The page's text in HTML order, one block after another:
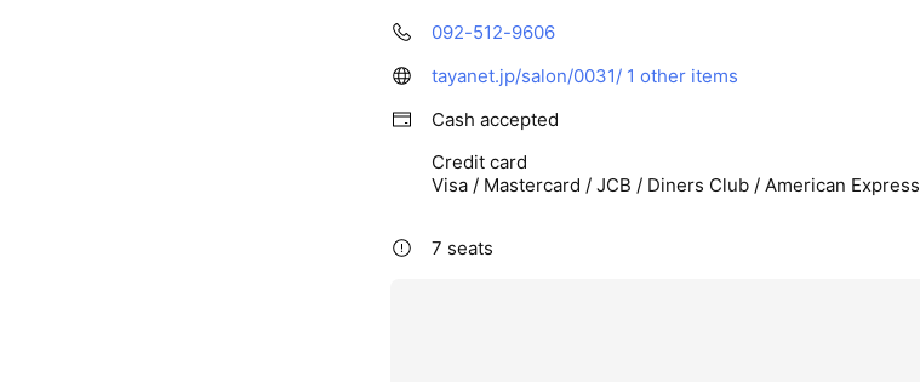
092-512-9606
tayanet.jp/salon/0031/ 1 other items
Cash accepted
Credit card
Visa / Mastercard / JCB / Diners Club / American Express
7 seats